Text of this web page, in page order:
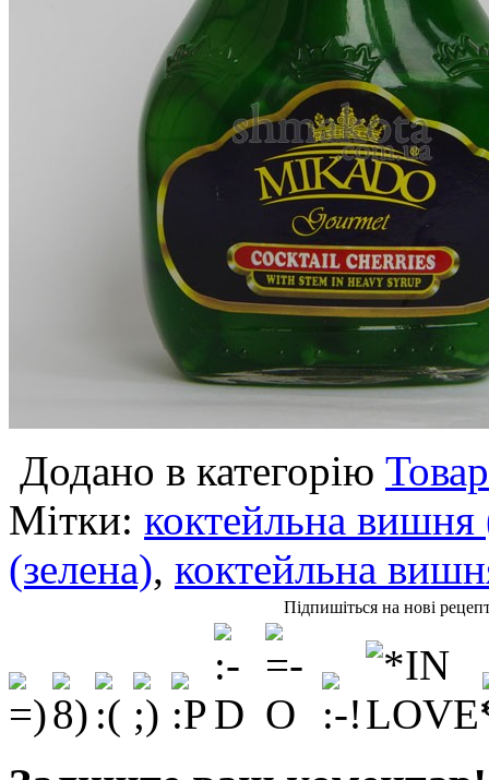
Додано в категорію
Мітки: коктейльна вишня
(зелена), коктейльна
Підпишіться на нові